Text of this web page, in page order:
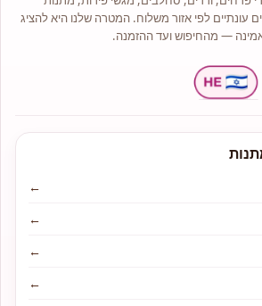
עונתיים לפי אזור משלוח. המטרה שלנו היא להציג
— מהחיפוש ועד ההזמנה.
←
←
←
←